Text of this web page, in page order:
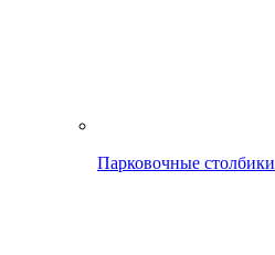
Парковочные столбики